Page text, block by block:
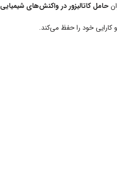
حامل کاتالیزور در واکنش‌های شیمیایی
کارایی خود را حفظ می‌کند.